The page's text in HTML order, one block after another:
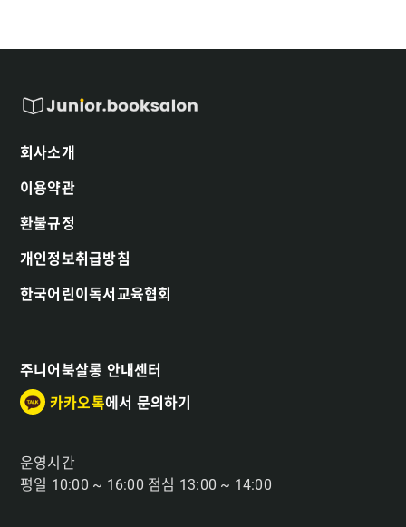
회사소개
이용약관
환불규정
개인정보취급방침
한국어린이독서교육협회
주니어북살롱 안내센터
카카오톡에서 문의하기
운영시간
평일 10:00 ~ 16:00 점심 13:00 ~ 14:00